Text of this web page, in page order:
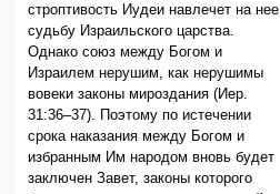
строптивость Иудеи навлечет на нее
судьбу Израильского царства.
Однако союз между Богом и
Израилем нерушим, как нерушимы
вовеки законы мироздания (Иер.
31:36–37). Поэтому по истечении
срока наказания между Богом и
избранным Им народом вновь будет
заключен Завет, законы которого